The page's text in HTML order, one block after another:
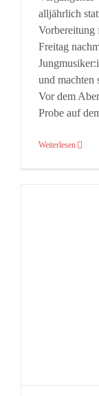
alljährlich
Vorbereitung
Freitag
und machten
Vor dem
Probe auf
Weiterlesen